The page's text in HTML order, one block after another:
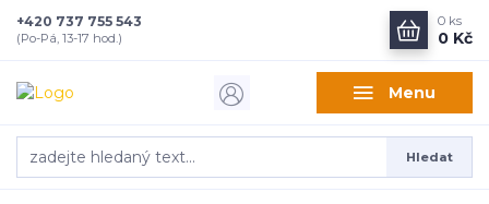
Menu
Hledat
+420 737 755 543
(Po-Pá, 13-17 hod.)
0 ks
0 Kč